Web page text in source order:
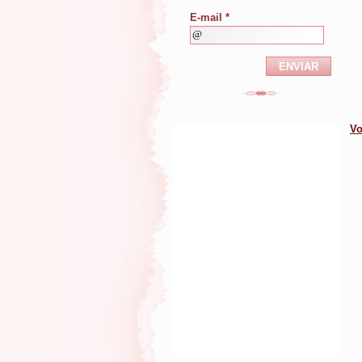
E-mail *